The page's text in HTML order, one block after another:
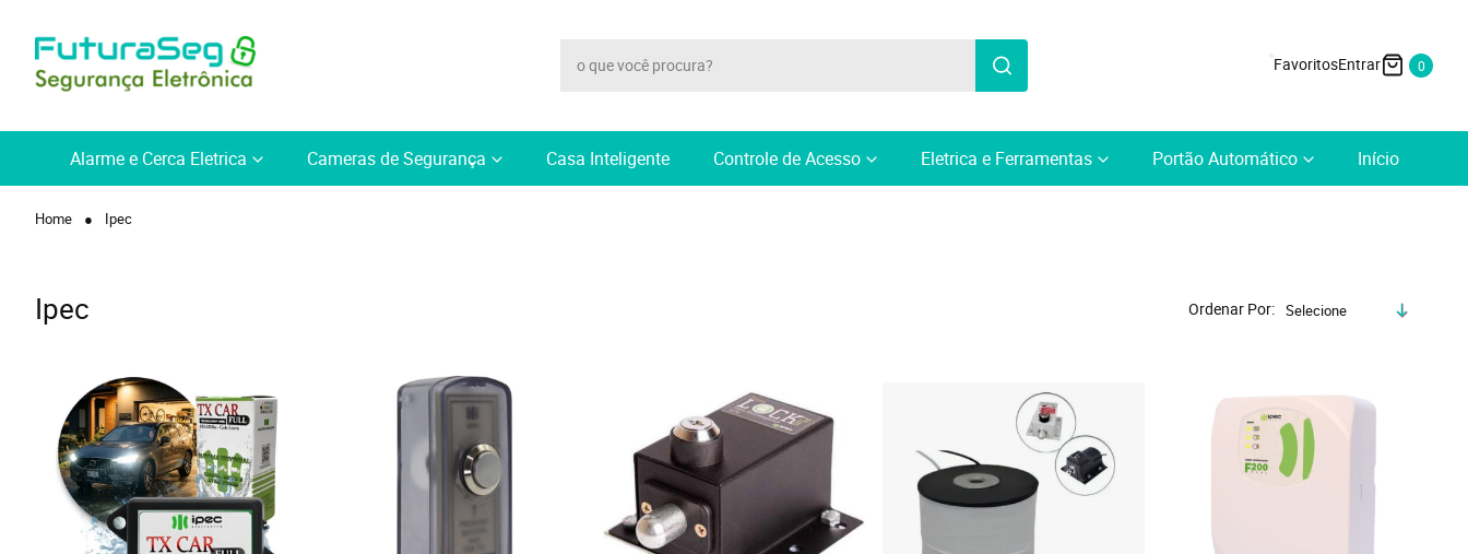
0
Alarme e Cerca Eletrica Cameras de Segurança Casa Inteligente Controle de Acesso Eletrica e Ferramentas Portão Automático Início
Home Ipec
Ipec Ordenar Por Selecione